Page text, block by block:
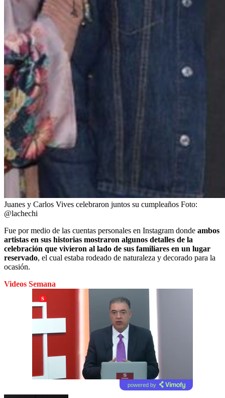
Juanes y Carlos Vives celebraron juntos su cumpleaños Foto:
@lachechi
Fue por medio de las cuentas personales en Instagram donde ambos
artistas en sus historias mostraron algunos detalles de la
celebración que vivieron al lado de sus familiares en un lugar
reservado, el cual estaba rodeado de naturaleza y decorado para la
ocasión.
Videos Semana
powered by